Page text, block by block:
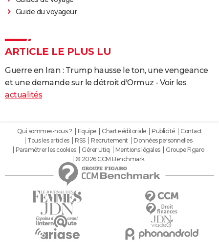
Guide du voyageur
ARTICLE LE PLUS LU
Guerre en Iran : Trump hausse le ton, une vengeance
et une demande sur le détroit d'Ormuz - Voir les
actualités
Qui sommes-nous ? Equipe Charte éditoriale Publicité
Contact
Tous les articles
RSS Recrutement
Données personnelles
Paramétrer les cookies
Gérer Utiq Mentions légales
Groupe Figaro
© 2026 CCM Benchmark